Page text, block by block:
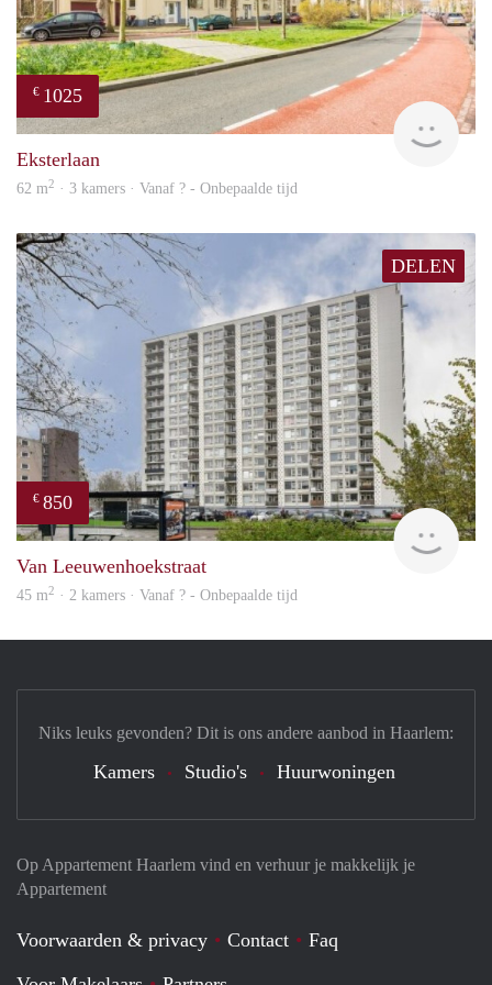
€ 1025
Eksterlaan
62 m2 · 3 kamers · Vanaf ? - Onbepaalde tijd
DELEN
€ 850
Van Leeuwenhoekstraat
45 m2 · 2 kamers · Vanaf ? - Onbepaalde tijd
Op Appartement Haarlem vind en verhuur je makkelijk je
Appartement
Voorwaarden & privacy Contact
Faq
Niks leuks gevonden? Dit is ons andere aanbod in Haarlem:
Kamers Studio's Huurwoningen